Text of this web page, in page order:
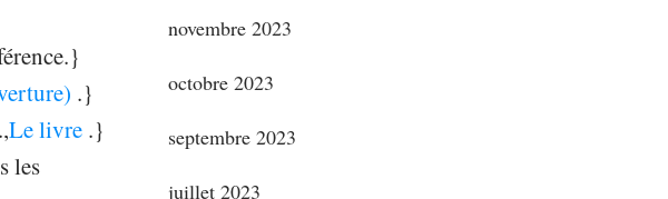
.}
Le livre .}
les
novembre 2023
octobre 2023
septembre 2023
juillet 2023